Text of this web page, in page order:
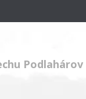
Podlahárov